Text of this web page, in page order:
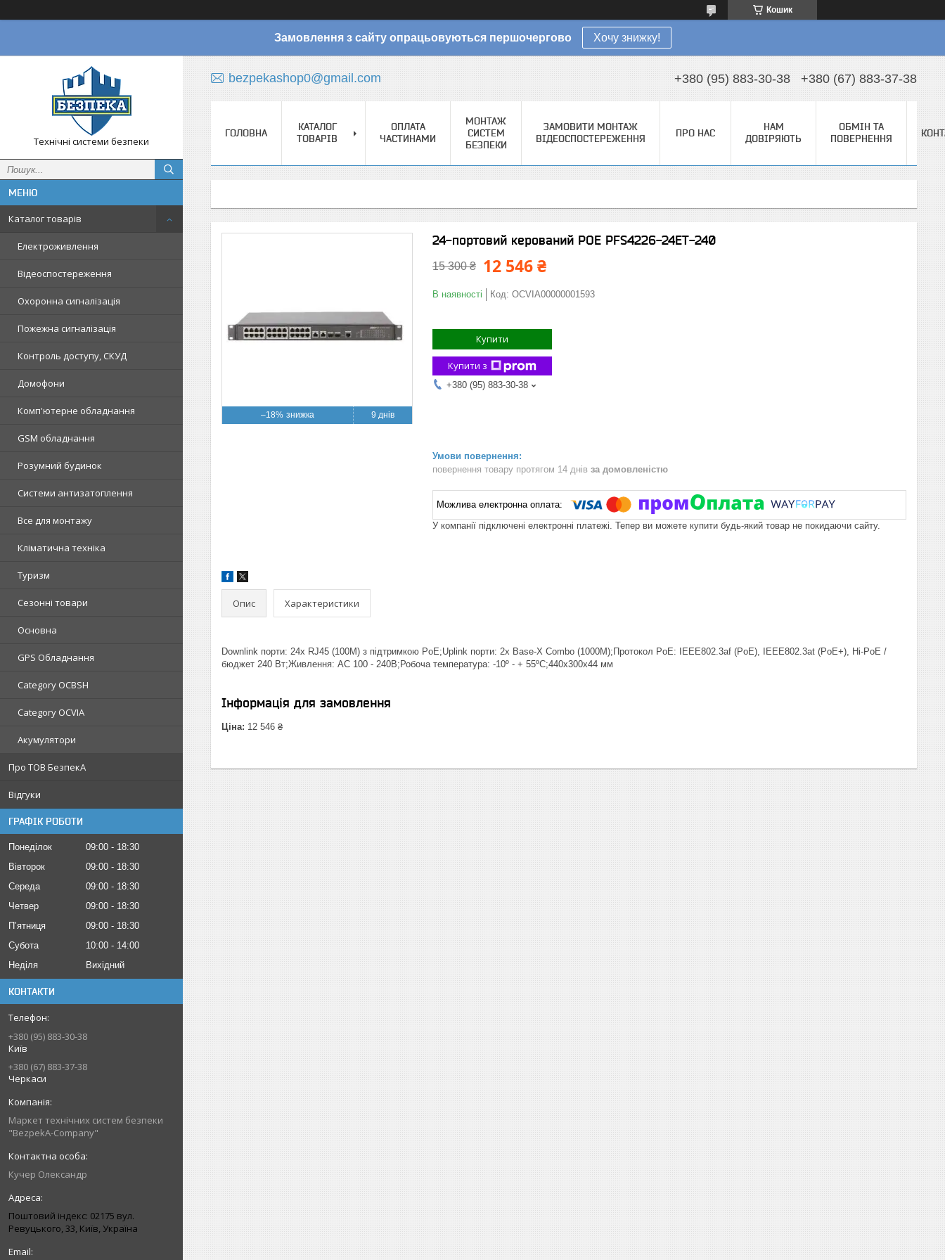
Кошик
Замовлення з сайту опрацьовуються першочергово Хочу знижку!
Технічні системи безпеки
Каталог товарів
Електроживлення
Відеоспостереження
Охоронна сигналізація
Пожежна сигналізація
Контроль доступу, СКУД
Домофони
Комп'ютерне обладнання
GSM обладнання
Розумний будинок
Системи антизатоплення
Все для монтажу
Кліматична техніка
Туризм
Сезонні товари
Основна
GPS Обладнання
Category OCBSH
Category OCVIA
Акумулятори
Про ТОВ БезпекА
Відгуки
ГРАФІК РОБОТИ
Понеділок 09:00
18:30
Вівторок
09:00
18:30
Середа
09:00
18:30
Четвер
09:00
18:30
Пʼятниця
09:00
18:30
Субота
10:00
14:00
Неділя
Вихідний
КОНТАКТИ
+380 (95) 883-30-38
Київ
+380 (67) 883-37-38
Черкаси
Маркет технічних систем безпеки
"BezpekA-Company"
Кучер Олександр
Поштовий індекс: 02175 вул.
Ревуцького, 33, Київ, Україна
bezpekashop0@gmail.com +380 (95) 883-30-38 +380 (67) 883-37-38
ГОЛОВНА
КАТАЛОГ
ТОВАРІВ
ОПЛАТА
ЧАСТИНАМИ
МОНТАЖ
СИСТЕМ
БЕЗПЕКИ
ЗАМОВИТИ МОНТАЖ
ВІДЕОСПОСТЕРЕЖЕННЯ
ПРО НАС
НАМ
ДОВІРЯЮТЬ
ОБМІН ТА
ПОВЕРНЕННЯ
–18% 9 днів
24-портовий керований POE PFS4226-24ET-240
15 300 ₴ 12 546 ₴
В наявності Код: OCVIA00000001593
Купити
Купити з
+380 (95) 883-30-38
повернення товару протягом 14 днів за домовленістю
У компанії підключені електронні платежі. Тепер ви можете купити будь-який товар не покидаючи сайту.
Опис Характеристики
Downlink порти: 24x RJ45 (100M) з підтримкою PoE;Uplink порти: 2x Base-X Combo (1000M);Протокол PoE: IEEE802.3af (PoE), IEEE802.3at (PoE+), Hi-PoE /
бюджет 240 Вт;Живлення: AC 100 - 240В;Робоча температура: -10º - + 55ºC;440x300x44 мм
Інформація для замовлення
Ціна: 12 546 ₴